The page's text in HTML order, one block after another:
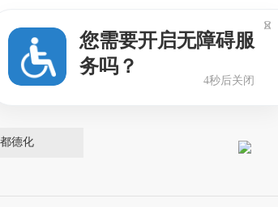
府网站
德化
您需要开启无障碍服
务吗？
3秒后关闭
